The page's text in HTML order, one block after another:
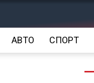
АВТО СПОРТ